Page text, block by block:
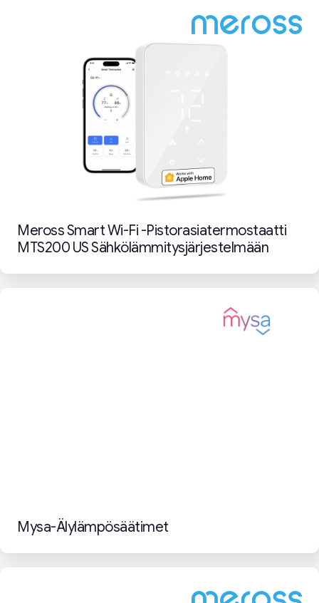
Meross Smart Wi-Fi -pistorasiatermostaatti
MTS200 US Sähkölämmitysjärjestelmään
Mysa-Älylämpösäätimet